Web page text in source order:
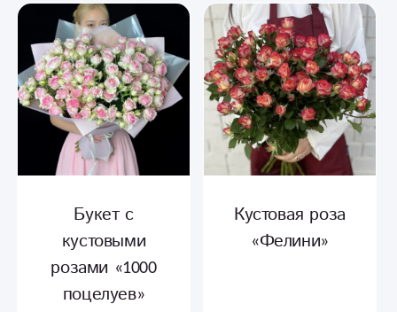
Букет с
кустовыми
розами «1000
поцелуев»
Кустовая роза
«Фелини»